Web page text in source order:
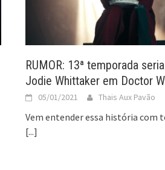
RUMOR: 13ª temporada
Jodie Whittaker em Doctor
05/01/2021 Thais Aux Pavão
Vem entender essa história com
[...]